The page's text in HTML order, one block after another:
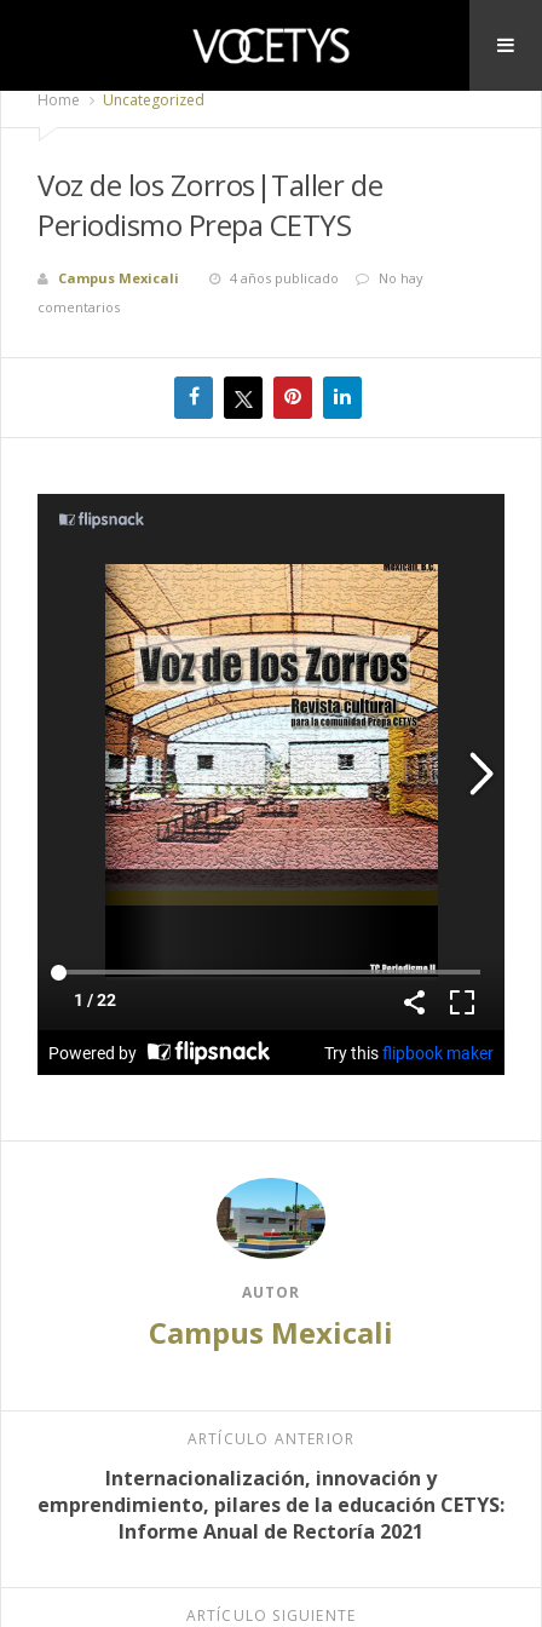
Home Uncategorized
Voz de los Zorros|Taller de
Periodismo Prepa CETYS
Campus Mexicali 4 años publicado
No hay
comentarios
AUTOR
Campus Mexicali
ARTÍCULO ANTERIOR
Internacionalización, innovación y
emprendimiento, pilares de la educación CETYS:
Informe Anual de Rectoría 2021
ARTÍCULO SIGUIENTE